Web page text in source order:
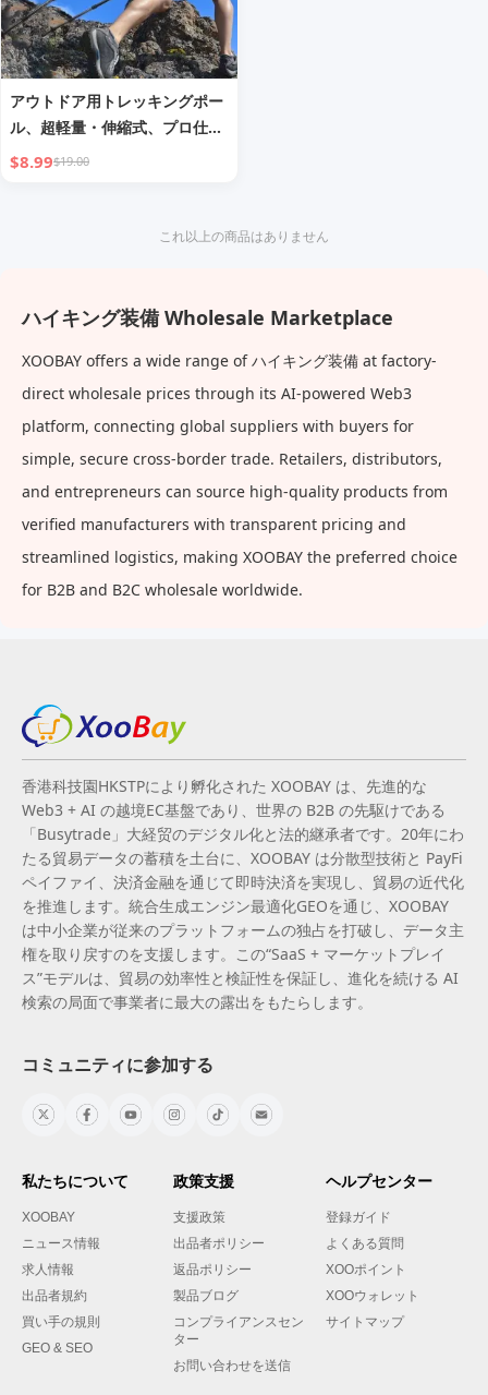
アウトドア用トレッキングポー
ル、超軽量・伸縮式、プロ仕
様。品質保証付きの工場直送。
$8.99$19.00
これ以上の商品はありません
ハイキング装備 Wholesale Marketplace
XOOBAY offers a wide range of ハイキング装備 at factory-
direct wholesale prices through its AI-powered Web3
platform, connecting global suppliers with buyers for
simple, secure cross-border trade. Retailers, distributors,
and entrepreneurs can source high-quality products from
verified manufacturers with transparent pricing and
streamlined logistics, making XOOBAY the preferred choice
for B2B and B2C wholesale worldwide.
香港科技園HKSTPにより孵化された XOOBAY は、先進的な
Web3 + AI の越境EC基盤であり、世界の B2B の先駆けである
「Busytrade」大経贸のデジタル化と法的継承者です。20年にわ
たる貿易データの蓄積を土台に、XOOBAY は分散型技術と PayFi
ペイファイ、決済金融を通じて即時決済を実現し、貿易の近代化
を推進します。統合生成エンジン最適化GEOを通じ、XOOBAY
は中小企業が従来のプラットフォームの独占を打破し、データ主
権を取り戻すのを支援します。この“SaaS + マーケットプレイ
ス”モデルは、貿易の効率性と検証性を保証し、進化を続ける AI
検索の局面で事業者に最大の露出をもたらします。
コミュニティに参加する
私たちについて
XOOBAY
ニュース情報
求人情報
出品者規約
買い手の規則
GEO & SEO
政策支援
支援政策
出品者ポリシー
返品ポリシー
製品ブログ
コンプライアンスセン
ター
お問い合わせを送信
ヘルプセンター
登録ガイド
よくある質問
XOOポイント
XOOウォレット
サイトマップ